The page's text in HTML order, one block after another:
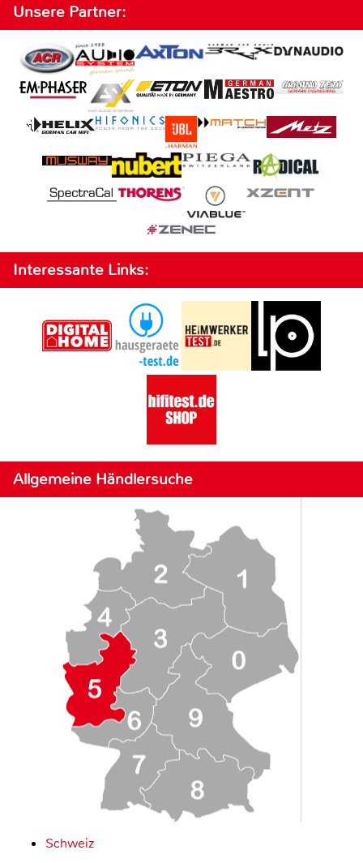
Unsere Partner:
Interessante Links:
Allgemeine Händlersuche
Schweiz